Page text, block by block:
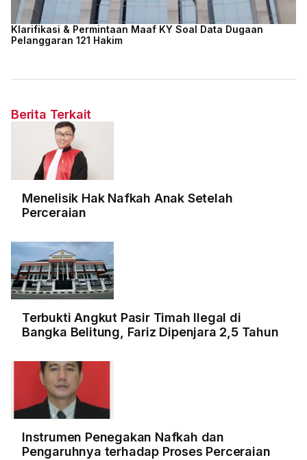
Klarifikasi & Permintaan Maaf KY Soal Data Dugaan
Pelanggaran 121 Hakim
Berita Terkait
Menelisik Hak Nafkah Anak Setelah
Perceraian
Terbukti Angkut Pasir Timah Ilegal di
Bangka Belitung, Fariz Dipenjara 2,5 Tahun
Instrumen Penegakan Nafkah dan
Pengaruhnya terhadap Proses Perceraian